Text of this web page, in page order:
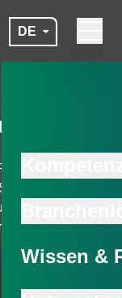
DE
Wissen &
16949-
sichern wir